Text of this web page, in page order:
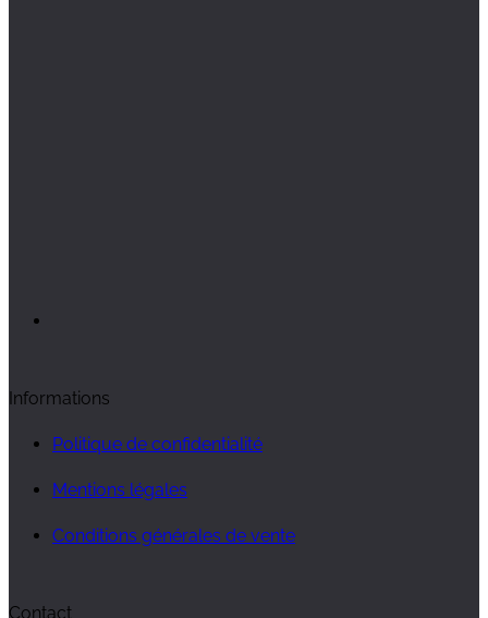
Informations
Politique de confidentialité
Mentions légales
Conditions générales de vente
Contact